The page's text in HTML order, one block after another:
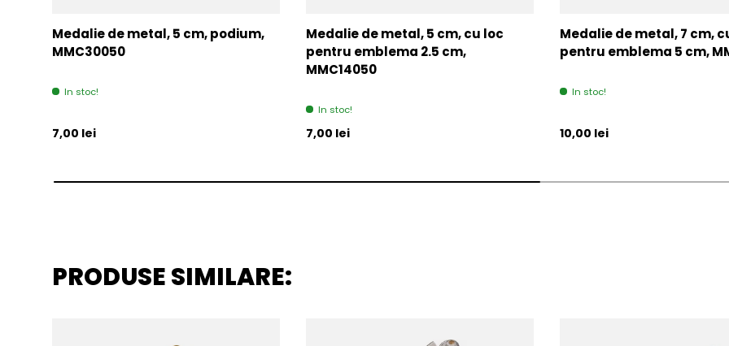
Medalie de metal, 5 cm, podium,
MMC30050
In stoc!
Pret initial
7,00 lei
Medalie de metal, 5 cm, cu loc
pentru emblema 2.5 cm,
MMC14050
In stoc!
Pret initial
7,00 lei
Medalie de metal, 7 cm,
pentru emblema 5 cm,
In stoc!
Pret initial
10,00 lei
PRODUSE SIMILARE: